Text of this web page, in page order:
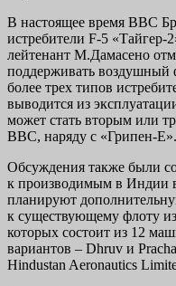
В настоящее время ВВС
истребители F-5 «Тайгер-
лейтенант М.Дамасено
поддерживать воздушный
более трех типов
выводится из
может стать вторым или
ВВС, наряду с «Грипен-E».
Обсуждения также были
к производимым в Индии
планируют
к существующему флоту
которых состоит из 12
вариантов – Dhruv и
Hindustan Aeronautics